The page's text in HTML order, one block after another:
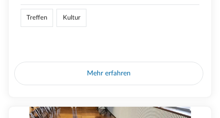
Treffen Kultur
Mehr erfahren